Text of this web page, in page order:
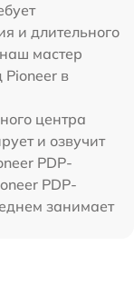
и длительного
мастер
Pioneer в
центра
и озвучит
PDP-
PDP-
занимает